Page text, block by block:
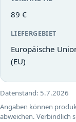
89 €
LIEFERGEBIET
Europäische
(EU)
Datenstand: 5.7.2026
Angaben können
abweichen. Verbindlich